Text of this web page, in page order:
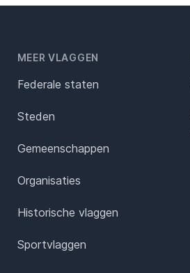
MEER VLAGGEN
Federale staten
Steden
Gemeenschappen
Organisaties
Historische vlaggen
Sportvlaggen